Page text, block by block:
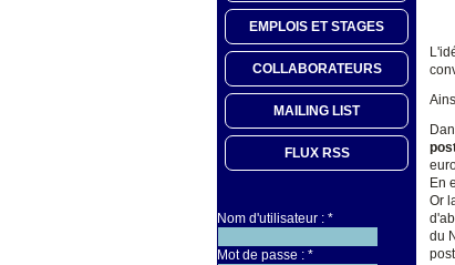
EMPLOIS ET STAGES
COLLABORATEURS
MAILING LIST
FLUX RSS
Nom d'utilisateur : *
Mot de passe : *
En
Or
du